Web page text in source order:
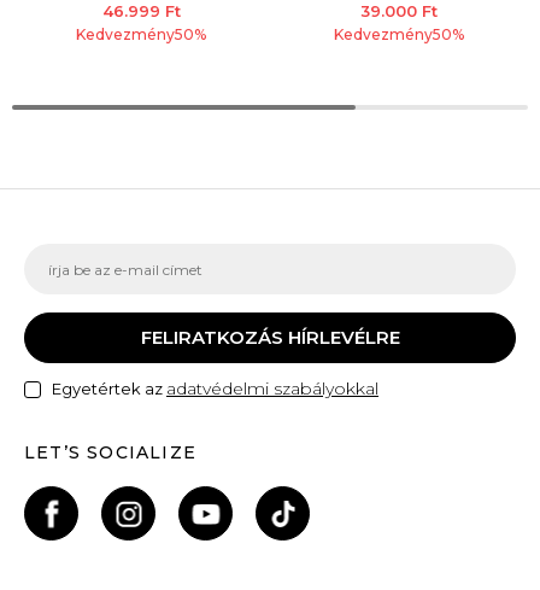
46.999 Ft
Kedvezmény50%
39.000 Ft
Kedvezmény50%
FELIRATKOZÁS HÍRLEVÉLRE
Egyetértek az adatvédelmi szabályokkal
LET’S SOCIALIZE